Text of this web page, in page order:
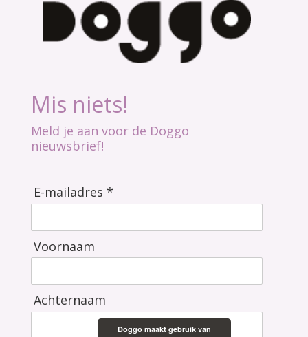
Mis niets!
Meld je aan voor de Doggo
nieuwsbrief!
E-mailadres *
Voornaam
Achternaam
Doggo maakt gebruik van